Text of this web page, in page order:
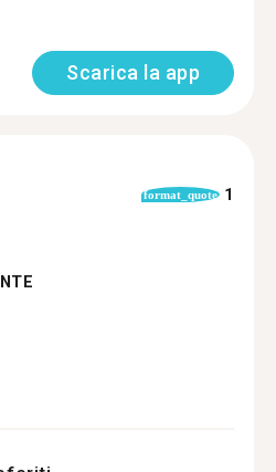
Scarica la app
format_quote 1